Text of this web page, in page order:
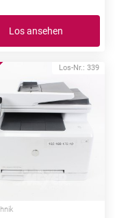
Los ansehen
Los-Nr.: 339